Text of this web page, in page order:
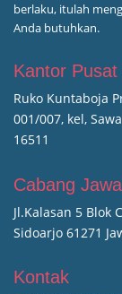
berlaku, itulah
Anda butuhkan.
Kantor Pusat
Ruko Kuntaboja
001/007, kel,
16511
Cabang
Jl.Kalasan 5 Blok
Sidoarjo 61271
Kontak